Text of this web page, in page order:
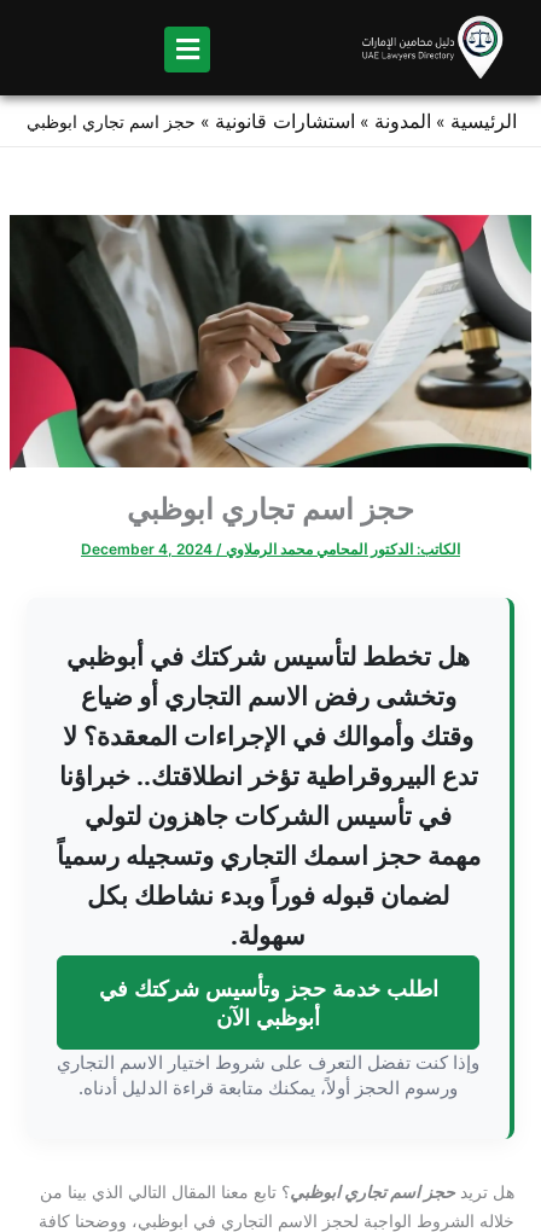
content
الرئيسية » المدونة » استشارات قانونية » حجز اسم تجاري ابوظبي
حجز اسم تجاري ابوظبي
الكاتب: الدكتور المحامي محمد الرملاوي /
December 4, 2024
هل تخطط لتأسيس شركتك في أبوظبي
وتخشى رفض الاسم التجاري أو ضياع
وقتك وأموالك في الإجراءات المعقدة؟ لا
تدع البيروقراطية تؤخر انطلاقتك.. خبراؤنا
في تأسيس الشركات جاهزون لتولي
مهمة حجز اسمك التجاري وتسجيله رسمياً
لضمان قبوله فوراً وبدء نشاطك بكل
سهولة.
اطلب خدمة حجز وتأسيس شركتك في
أبوظبي الآن
وإذا كنت تفضل التعرف على شروط اختيار الاسم التجاري
ورسوم الحجز أولاً، يمكنك متابعة قراءة الدليل أدناه.
هل تريد حجز اسم تجاري ابوظبي؟ تابع معنا المقال التالي الذي بينا من
خلاله الشروط الواجبة لحجز الاسم التجاري في ابوظبي، ووضحنا كافة